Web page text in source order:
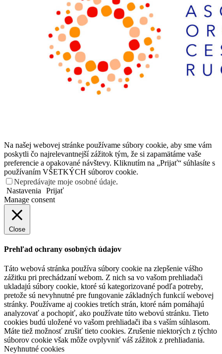
Na našej webovej stránke používame súbory cookie, aby sme vám
poskytli čo najrelevantnejší zážitok tým, že si zapamätáme vaše
preferencie a opakované návštevy. Kliknutím na „Prijať“ súhlasíte s
používaním VŠETKÝCH súborov cookie.
Nepredávajte moje osobné údaje.
Nastavenia
Prijať
Manage consent
Close
Prehľad ochrany osobných údajov
Táto webová stránka používa súbory cookie na zlepšenie vášho
zážitku pri prechádzaní webom. Z nich sa vo vašom prehliadači
ukladajú súbory cookie, ktoré sú kategorizované podľa potreby,
pretože sú nevyhnutné pre fungovanie základných funkcií webovej
stránky. Používame aj cookies tretích strán, ktoré nám pomáhajú
analyzovať a pochopiť, ako používate túto webovú stránku. Tieto
cookies budú uložené vo vašom prehliadači iba s vaším súhlasom.
Máte tiež možnosť zrušiť tieto cookies. Zrušenie niektorých z týchto
súborov cookie však môže ovplyvniť váš zážitok z prehliadania.
Neyhnutné cookies